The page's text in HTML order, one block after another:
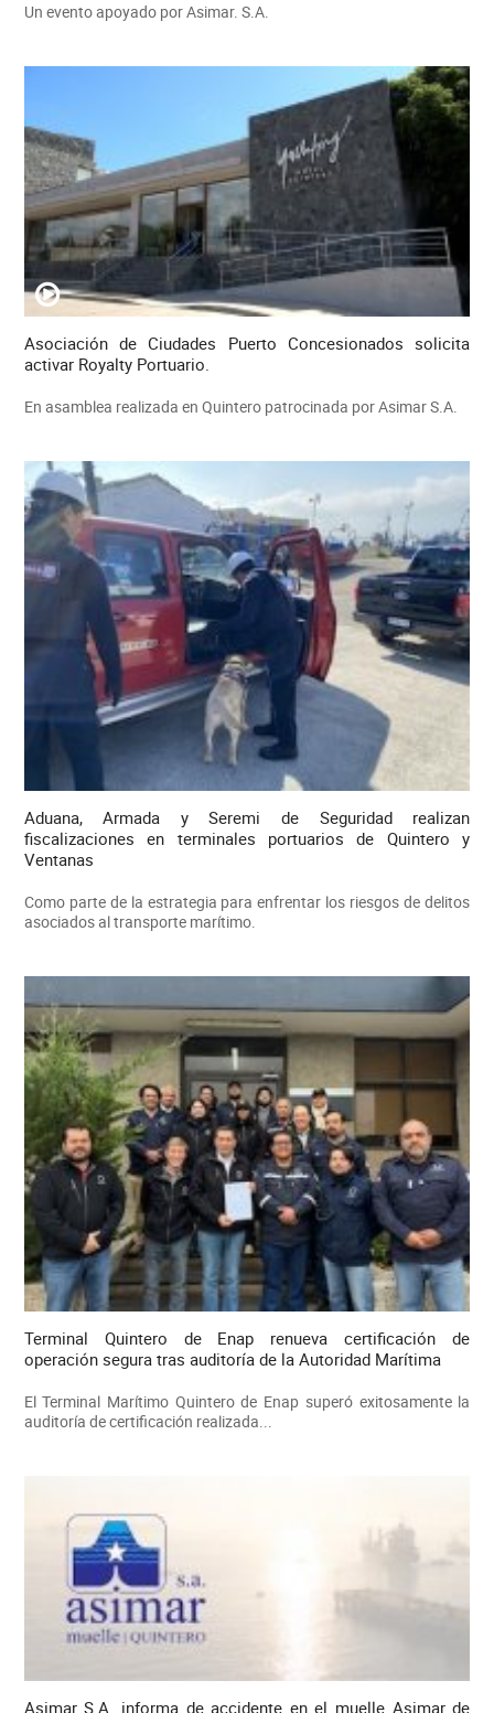
Un evento apoyado por Asimar. S.A.
Asociación de Ciudades Puerto Concesionados solicita
activar Royalty Portuario.
En asamblea realizada en Quintero patrocinada por Asimar S.A.
Aduana, Armada y Seremi de Seguridad realizan
fiscalizaciones en terminales portuarios de Quintero y
Ventanas
Como parte de la estrategia para enfrentar los riesgos de delitos
asociados al transporte marítimo.
Terminal Quintero de Enap renueva certificación de
operación segura tras auditoría de la Autoridad Marítima
El Terminal Marítimo Quintero de Enap superó exitosamente la
auditoría de certificación realizada...
Asimar S.A. informa de accidente en el muelle Asimar de